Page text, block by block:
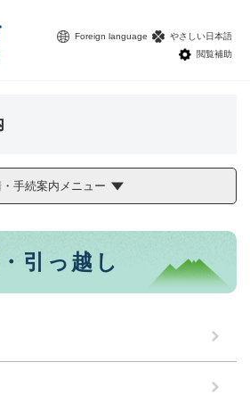
Foreign language
やさしい日本語
閲覧補助
手続案内メニュー
引っ越し